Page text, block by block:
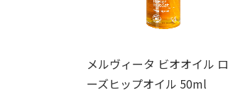
メルヴィータ ビオオイル ロ
ーズヒップオイル 50ml